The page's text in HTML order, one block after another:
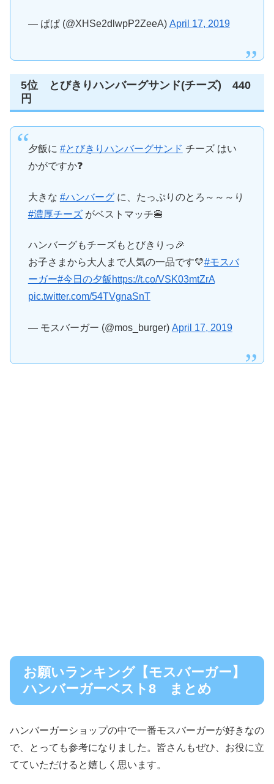
— ぱぱ (@XHSe2dlwpP2ZeeA) April 17, 2019
5位 とびきりハンバーグサンド(チーズ) 440
円
夕飯に #とびきりハンバーグサンド チーズ はい
かがですか❓
大きな #ハンバーグに、たっぷりのとろ～～～り
#濃厚チーズがベストマッチ🍔
ハンバーグもチーズもとびきりっ🎉
お子さまから大人まで人気の一品です💛#モスバ
ーガー#今日の夕飯 https://t.co/VSK03mtZrA
pic.twitter.com/54TVgnaSnT
— モスバーガー (@mos_burger) April 17, 2019
お願いランキング【モスバーガー】
ハンバーガーベスト8 まとめ
ハンバーガーショップの中で一番モスバーガーが好きなの
で、とっても参考になりました。皆さんもぜひ、お役に立
てていただけると嬉しく思います。